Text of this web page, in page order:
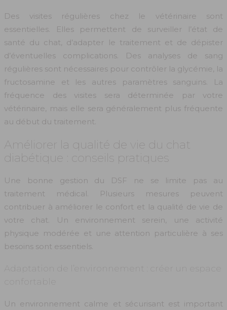
Des visites régulières chez le vétérinaire sont
essentielles. Elles permettent de surveiller l’état de
santé du chat, d’adapter le traitement et de dépister
d’éventuelles complications. Des analyses de sang
régulières sont nécessaires pour contrôler la glycémie, la
fructosamine et les autres paramètres sanguins. La
fréquence des visites sera déterminée par votre
vétérinaire, mais elle sera généralement plus fréquente
au début du traitement.
Améliorer la qualité de vie du chat
diabétique : conseils pratiques
Une bonne gestion du DSF ne se limite pas au
traitement médical. Plusieurs mesures peuvent
contribuer à améliorer le confort et la qualité de vie de
votre chat. Un environnement serein, une activité
physique modérée et une attention particulière à ses
besoins sont essentiels.
Adaptation de l’environnement : créer un espace
confortable
Un environnement calme et sécurisant est important